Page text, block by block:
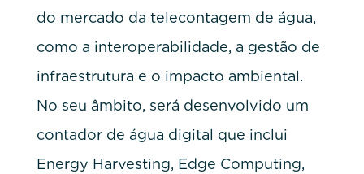
do mercado da telecontagem de água,
como a interoperabilidade, a gestão de
infraestrutura e o impacto ambiental.
No seu âmbito, será desenvolvido um
contador de água digital que inclui
Energy Harvesting, Edge Computing,